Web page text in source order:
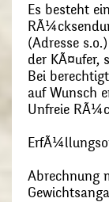
Es besteht
(Adresse
der KÃ¤ufer,
Bei
auf Wunsch
Unfreie
Abrechnung